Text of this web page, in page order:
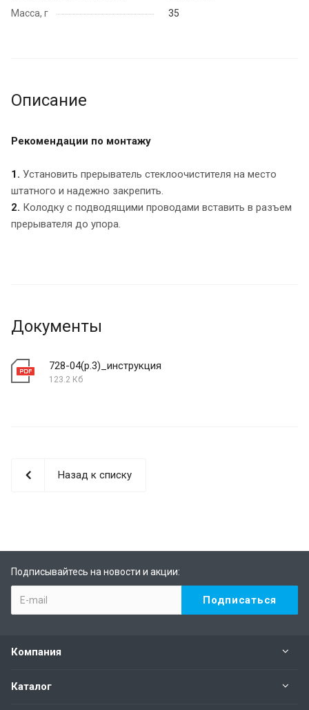
Масса, г
35
Описание
Рекомендации по монтажу
1. Установить прерыватель стеклоочистителя на место
штатного и надежно закрепить.
2. Колодку с подводящими проводами вставить в разъем
прерывателя до упора.
Документы
728-04(р.3)_инструкция
123.2 Кб
Назад к списку
Подписывайтесь на новости и акции:
Компания
Каталог